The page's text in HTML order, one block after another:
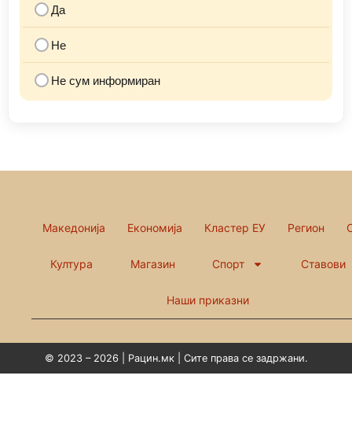
Да
Не
Не сум информиран
Македонија Економија Кластер ЕУ Регион
Култура Магазин Спорт Ставови
Наши приказни
© 2023 – 2026 | Рацин.мк | Сите права се задржани.